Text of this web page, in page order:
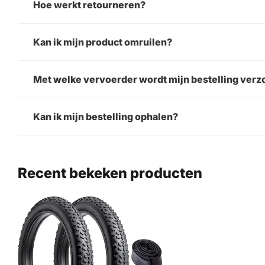
Hoe werkt retourneren?
Kan ik mijn product omruilen?
Met welke vervoerder wordt mijn bestelling
Kan ik mijn bestelling ophalen?
Recent bekeken producten